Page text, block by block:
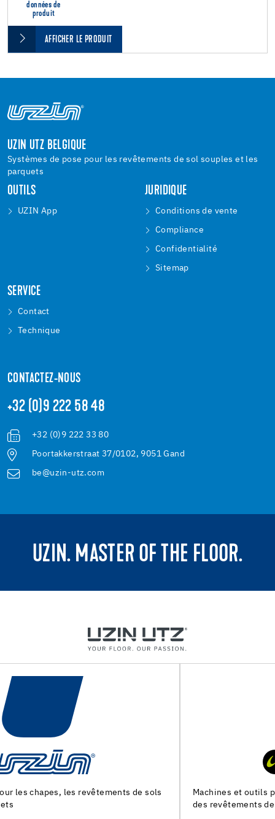
données de
produit
AFFICHER LE PRODUIT
UZIN UTZ BELGIQUE
Systèmes de pose pour les revêtements de sol souples et les
parquets
OUTILS
UZIN App
JURIDIQUE
Conditions de vente
Compliance
Confidentialité
Sitemap
SERVICE
Contact
Technique
CONTACTEZ-NOUS
+32 (0)9 222 58 48
+32 (0)9 222 33 80
Poortakkerstraat 37/0102, 9051 Gand
be@uzin-utz.com
UZIN. MASTER OF THE FLOOR.
Machines et outils pour la preparation du support et la pose